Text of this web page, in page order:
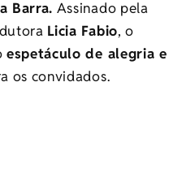
Barra. Assinado pela
Licia Fabio, o
espetáculo de alegria e
os convidados.